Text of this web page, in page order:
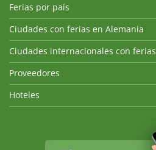
Ferias por país
Ciudades con ferias en Alemania
Ciudades internacionales con ferias
Proveedores
Hoteles